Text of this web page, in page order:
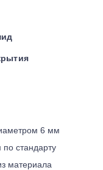
6 мм
стандарту
материала